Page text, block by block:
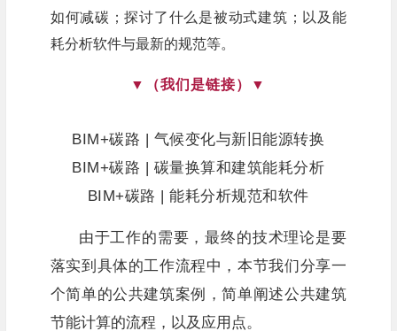
如何减碳；探讨了什么是被动式建筑；以及能
耗分析软件与最新的规范等。
▼ （我们是链接） ▼
BIM+碳路 | 气候变化与新旧能源转换
BIM+碳路 | 碳量换算和建筑能耗分析
BIM+碳路 | 能耗分析规范和软件
由于工作的需要，最终的技术理论是要
落实到具体的工作流程中，本节我们分享一
个简单的公共建筑案例，简单阐述公共建筑
节能计算的流程，以及应用点。